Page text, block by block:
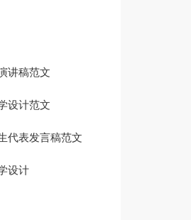
讲稿范文
设计范文
代表发言稿范文
设计